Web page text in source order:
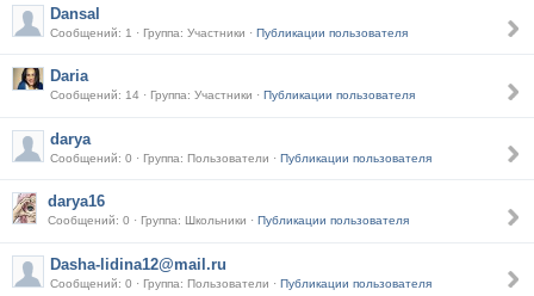
Dansal
Сообщений: 1 · Группа: Участники · Публикации пользователя
Daria
Сообщений: 14 · Группа: Участники · Публикации пользователя
darya
Сообщений: 0 · Группа: Пользователи · Публикации пользователя
darya16
Сообщений: 0 · Группа: Школьники · Публикации пользователя
Dasha-lidina12@mail.ru
Сообщений: 0 · Группа: Пользователи · Публикации пользователя